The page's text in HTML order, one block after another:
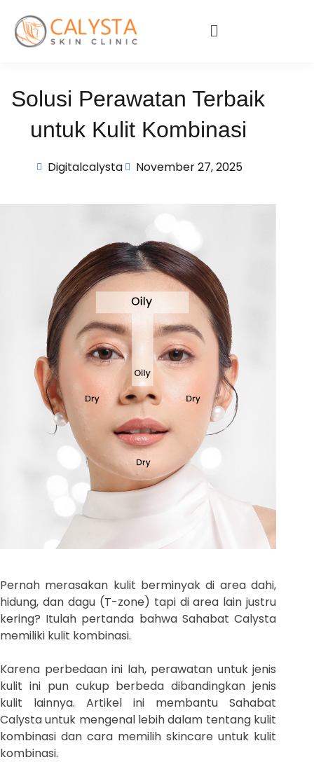
Solusi Perawatan Terbaik
untuk Kulit Kombinasi
Digitalcalysta November 27, 2025
Pernah merasakan kulit berminyak di area dahi,
hidung, dan dagu (T-zone) tapi di area lain justru
kering? Itulah pertanda bahwa Sahabat Calysta
memiliki kulit kombinasi.
Karena perbedaan ini lah, perawatan untuk jenis
kulit ini pun cukup berbeda dibandingkan jenis
kulit lainnya. Artikel ini membantu Sahabat
Calysta untuk mengenal lebih dalam tentang kulit
kombinasi dan cara memilih skincare untuk kulit
kombinasi.